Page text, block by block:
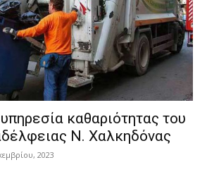
καθαριότητας του
Ν. Χαλκηδόνας
2023